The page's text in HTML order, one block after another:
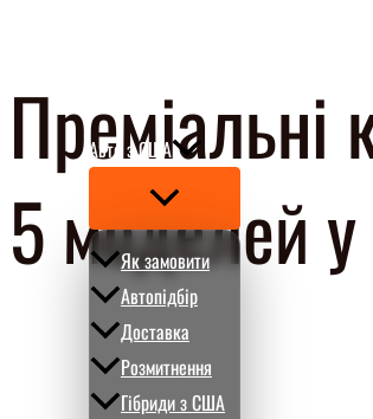
Авто з США
Перемикач
меню
Як замовити
Автопідбір
Доставка
Розмитнення
Гібриди з США
Преміальні
5 моделей